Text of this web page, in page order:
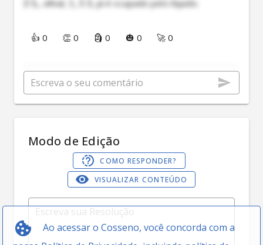
Ao acessar o Cosseno, você concorda com a
, afinal, já é ocupado pelo líquido.
👍 0 👏 0 🗿 0 🎃 0 🚀 0
Modo de Edição
COMO RESPONDER?
VISUALIZAR CONTEÚDO